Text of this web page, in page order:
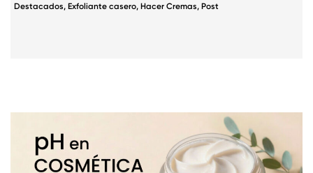
Destacados, Exfoliante casero, Hacer Cremas, Post